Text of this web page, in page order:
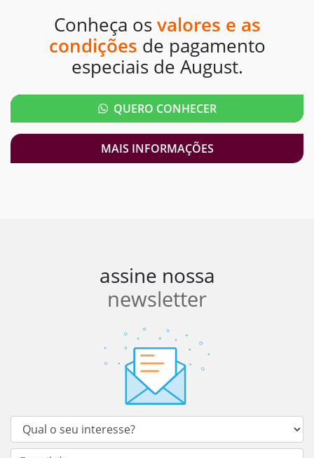
Conheça os valores e as
condições de pagamento
especiais de August.
QUERO CONHECER
MAIS INFORMAÇÕES
assine nossa
newsletter